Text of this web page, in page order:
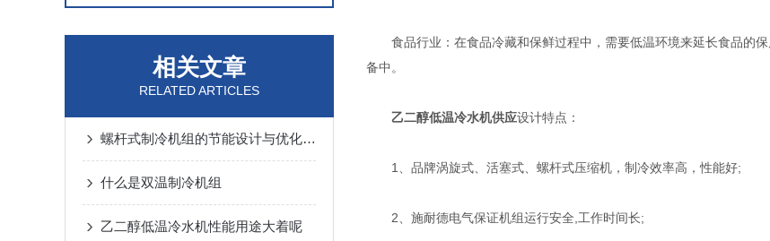
相关文章
RELATED ARTICLES
螺杆式制冷机组的节能设计与优化策略
什么是双温制冷机组
乙二醇低温冷水机性能用途大着呢
食品行业：在食品冷藏和保鲜过程中，需要低温环境来延长食品的
备中。
乙二醇低温冷水机供应设计特点：
1、品牌涡旋式、活塞式、螺杆式压缩机，制冷效率高，性能好;
2、施耐德电气保证机组运行安全,工作时间长;